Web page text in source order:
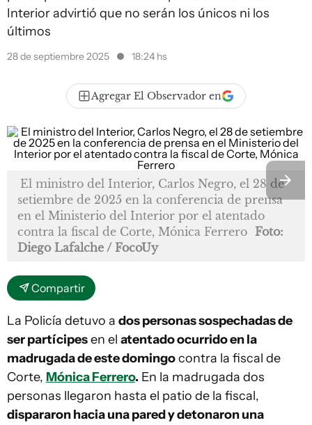
Interior advirtió que no serán los únicos ni los
últimos
28 de septiembre 2025 18:24 hs
Agregar El Observador en
El ministro del Interior, Carlos Negro, el 28 de
setiembre de 2025 en la conferencia de prensa
en el Ministerio del Interior por el atentado
contra la fiscal de Corte, Mónica Ferrero Foto:
Diego Lafalche / FocoUy
Compartir
La Policía detuvo a dos personas sospechadas de
ser partícipesen el atentado ocurrido en la
madrugada de este domingocontra la fiscal de
Corte, Mónica Ferrero. En la madrugada dos
personas llegaron hasta el patio de la fiscal,
dispararon hacia una pared y detonaron una